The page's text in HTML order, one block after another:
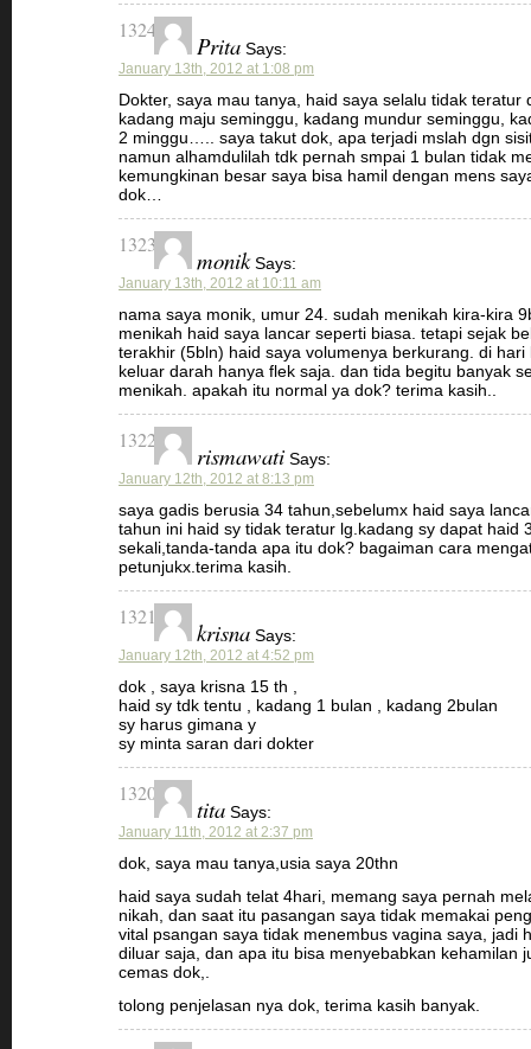
1324
Prita Says:
January 13th, 2012 at 1:08 pm
Dokter, saya mau tanya, haid saya selalu tidak teratur
kadang maju seminggu, kadang mundur seminggu,
2 minggu….. saya takut dok, apa terjadi mslah dgn
namun alhamdulilah tdk pernah smpai 1 bulan tidak
kemungkinan besar saya bisa hamil dengan mens
dok…
1323
monikSays:
January 13th, 2012 at 10:11 am
nama saya monik, umur 24. sudah menikah kira-kira
menikah haid saya lancar seperti biasa. tetapi sejak
terakhir (5bln) haid saya volumenya berkurang. di hari
keluar darah hanya flek saja. dan tida begitu banyak
menikah. apakah itu normal ya dok? terima kasih..
1322
rismawati Says:
January 12th, 2012 at 8:13 pm
saya gadis berusia 34 tahun,sebelumx haid saya
tahun ini haid sy tidak teratur lg.kadang sy dapat haid
sekali,tanda-tanda apa itu dok? bagaiman cara
petunjukx.terima kasih.
1321
krisna Says:
January 12th, 2012 at 4:52 pm
dok , saya krisna 15 th ,
haid sy tdk tentu , kadang 1 bulan , kadang 2bulan
sy harus gimana y
sy minta saran dari dokter
1320
tita Says:
January 11th, 2012 at 2:37 pm
dok, saya mau tanya,usia saya 20thn
haid saya sudah telat 4hari, memang saya pernah
nikah, dan saat itu pasangan saya tidak memakai
vital psangan saya tidak menembus vagina saya, jadi
diluar saja, dan apa itu bisa menyebabkan kehamilan
cemas dok,.
tolong penjelasan nya dok, terima kasih banyak.